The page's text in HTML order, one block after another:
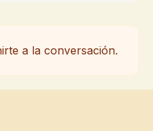
a la conversación.